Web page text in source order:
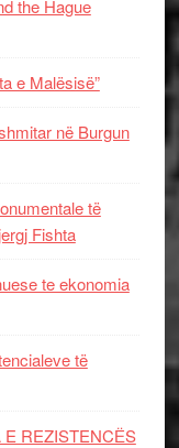
the Hague
e Malësisë”
në Burgun
të
Fishta
te ekonomia
të
E REZISTENCЁS